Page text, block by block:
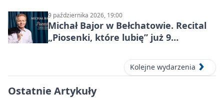
9 października 2026, 19:00
Michał Bajor w Bełchatowie. Recital
„Piosenki, które lubię” już 9
Kolejne wydarzenia
Ostatnie Artykuły